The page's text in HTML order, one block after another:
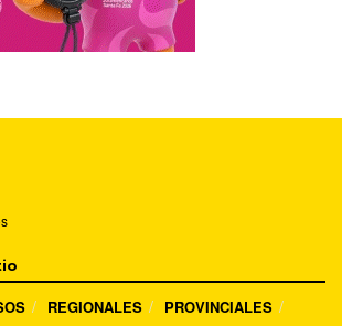
REGIONALES PROVINCIALES